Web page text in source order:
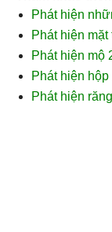
Phát hiện
Phát hiện
Phát hiện mộ
Phát hiện
Phát hiện